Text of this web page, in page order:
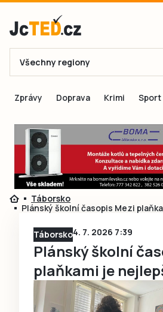
E-mail
Přihlásit se
Ještě nemám účet, chci se
Všechny regiony
Zprávy Doprava Krimi Sport
Táborsko
Plánský školní časopis Mezi
Táborsko4. 7. 2026 7:39
Plánský školní
plaňkami je